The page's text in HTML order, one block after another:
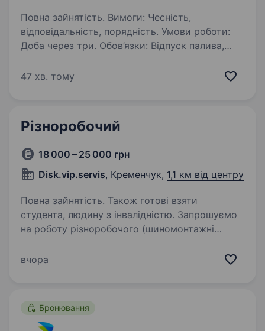
Повна зайнятість. Вимоги: Чесність,
відповідальність, порядність. Умови роботи:
Доба через три. Обов’язки: Відпуск палива,
торгового залу .
47 хв. тому
Різноробочий
18 000 – 25 000 грн
Disk.vip.servis, Кременчук, 1,1 км від центру
Повна зайнятість. Також готові взяти
студента, людину з інвалідністю. Запрошуємо
на роботу різноробочого (шиномонтажні
зварка) до нашої команди у Кременчуці. Якщо
вчора
Бронювання